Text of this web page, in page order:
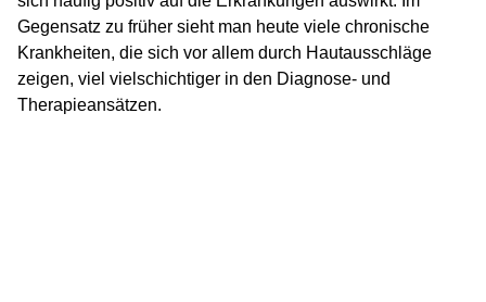
Gegensatz zu früher sieht man heute viele chronische
Krankheiten, die sich vor allem durch Hautausschläge
zeigen, viel vielschichtiger in den Diagnose- und
Therapieansätzen.